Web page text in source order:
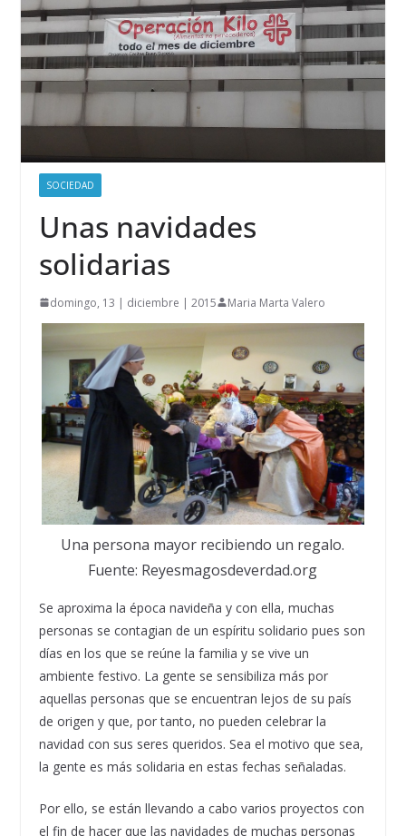
SOCIEDAD
Unas navidades
solidarias
domingo, 13 | diciembre | 2015 Maria Marta Valero
Una persona mayor recibiendo un regalo.
Fuente: Reyesmagosdeverdad.org
Se aproxima la época navideña y con ella, muchas
personas se contagian de un espíritu solidario pues son
días en los que se reúne la familia y se vive un
ambiente festivo. La gente se sensibiliza más por
aquellas personas que se encuentran lejos de su país
de origen y que, por tanto, no pueden celebrar la
navidad con sus seres queridos. Sea el motivo que sea,
la gente es más solidaria en estas fechas señaladas.
Por ello, se están llevando a cabo varios proyectos con
el fin de hacer que las navidades de muchas personas